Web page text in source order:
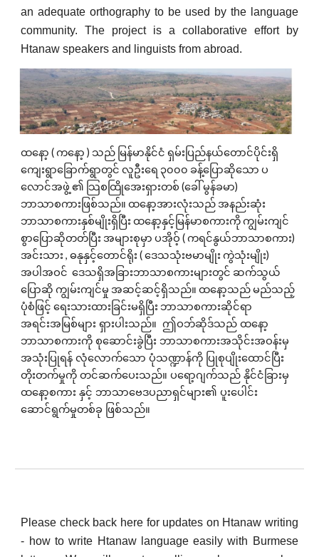
an adequate orthography to be used by the language
community. The project is a collaborative effort by
Htanaw speakers and linguists from abroad.
ထနော့ ( ကနော့ ) သည် မြန်မာနိုင်ငံ ရှမ်းပြည်နယ်တောင်ပိုင်းရှိ
ကျေးရွာ‌ခြောက်ရွာတွင် လူဦးရေ ၃၀၀၀ ခန့်ပြောဆိုသော ပ
လောင်အဖွဲ့ ၏ သြစထြိုအေးရှားတစ် (ခေါ် မွန်ခမာ)
ဘာသာစကားဖြစ်သည်။ ထနော့အားလုံးသည် အနည်းဆုံး
ဘာသာစကားနှစ်မျိုးရှိပြီး ထနော့နှင့်မြန်မာစကားကို ကျွမ်းကျင်
စွာ‌ပြောဆိုတတ်ပြီး အများစုမှာ ပအိုဝ့် ( ကရင်နွယ်ဘာသာစကား)
အင်းသား , ဓနုနှင့်တောင်ရိုး ( ဒေသသုံးဗမာမျိုး ကွဲသုံးမျိုး)
အပါအဝင် ဒေသရှိအခြားဘာသာစကားများတွင် ဆက်သွယ်
ပြောဆို ကျွမ်းကျင်မှု အဆင့်ဆင့်ရှိသည်။ ထနော့သည် မည်သည့်
ပုံစံဖြင့် ရေးသားထားခြင်းမရှိပြီး ဘာသာစကားဆိုင်ရာ
အရင်းအမြစ်များ ရှားပါးသည်။ ဤဝဘ်ဆိုဒ်သည် ထနော့
ဘာသာစကားကို စုဆောင်းခွဲပြီး ဘာသာစကားအသိုင်းအဝန်းမှ
အသုံးပြုရန် လုံလောက်သော ပုံသဏ္ဍာန်ကို ပြုစုပျိုးထောင်ပြီး
တိုးတက်မှုကို တင်ဆက်ပေးသည်။ ပရော့ဂျက်သည် နိုင်ငံခြားမှ
ထနော့စကား နှင့် ဘာသာဗေဒပညာရှင်များ၏ ပူးပေါင်း
ဆောင်ရွက်မှုတစ်ခု ဖြစ်သည်။
Please check back here for updates on Htanaw writing
- how to write Htanaw language easily with Burmese